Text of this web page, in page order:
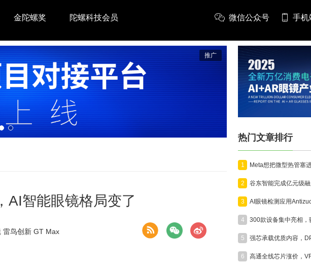
金陀螺奖 陀螺科技会员 微信公众号 手机
推广
AI智能眼镜格局变了
雷鸟创新 GT Max
热门文章排行
1
2
3
4
5
6